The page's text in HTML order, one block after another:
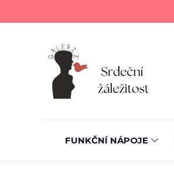
FUNKČNÍ NÁPOJE